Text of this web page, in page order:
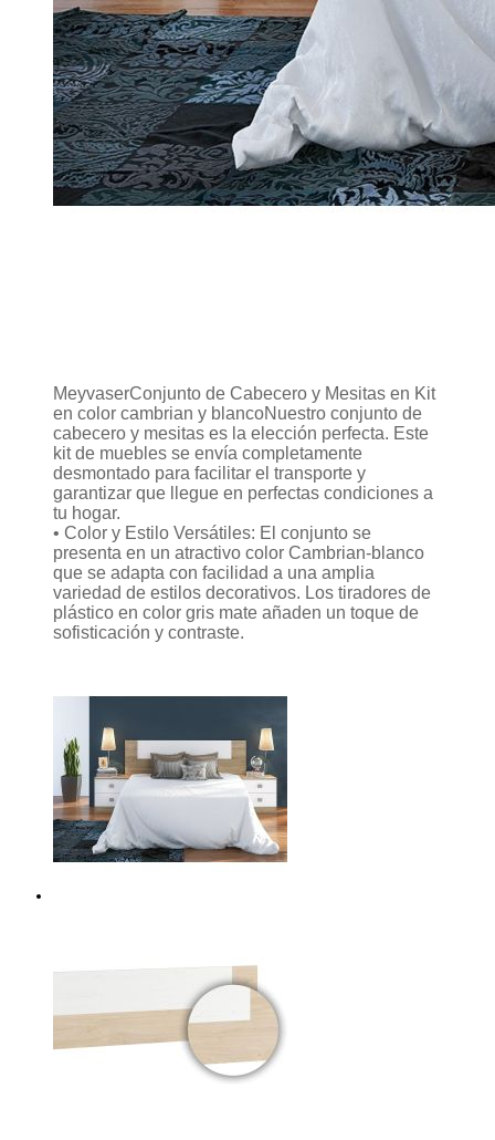
MeyvaserConjunto de Cabecero y Mesitas en Kit
en color cambrian y blancoNuestro conjunto de
cabecero y mesitas es la elección perfecta. Este
kit de muebles se envía completamente
desmontado para facilitar el transporte y
garantizar que llegue en perfectas condiciones a
tu hogar.
• Color y Estilo Versátiles: El conjunto se
presenta en un atractivo color Cambrian-blanco
que se adapta con facilidad a una amplia
variedad de estilos decorativos. Los tiradores de
plástico en color gris mate añaden un toque de
sofisticación y contraste.